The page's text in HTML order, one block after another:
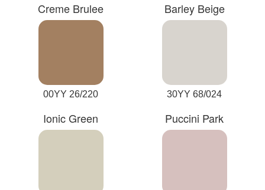
Creme Brulee
00YY 26/220
Barley Beige
30YY 68/024
Ionic Green Puccini Park